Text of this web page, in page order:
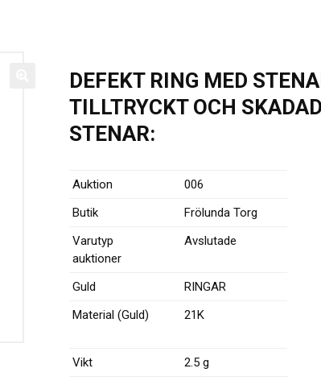
DEFEKT RING MED
TILLTRYCKT OCH
STENAR:
Auktion
006
Butik
Frölunda Torg
Varutyp
Avslutade
auktioner
Guld
RINGAR
Material (Guld)
21K
Vikt 2.5 g